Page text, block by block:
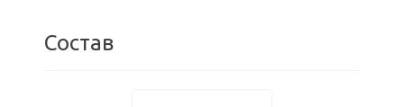
Состав